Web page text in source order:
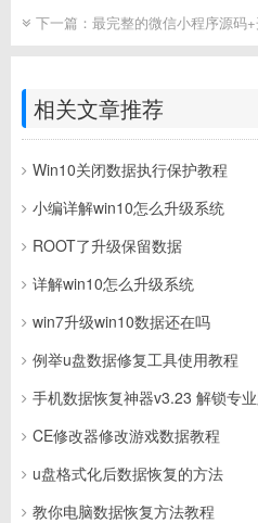
下一篇： 最完整的微信小程序源码
相关文章推荐
Win10关闭数据执行保护教程
小编详解win10怎么升级系统
ROOT了升级保留数据
详解win10怎么升级系统
win7升级win10数据还在吗
例举u盘数据修复工具使用教程
手机数据恢复神器v3.23 解锁专
CE修改器修改游戏数据教程
u盘格式化后数据恢复的方法
教你电脑数据恢复方法教程